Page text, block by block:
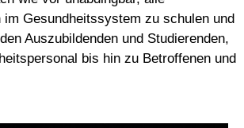
im Gesundheitssystem zu schulen und
Auszubildenden und Studierenden,
bis hin zu Betroffenen und